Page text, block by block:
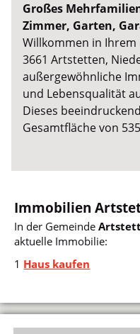
Großes
Zimmer, Garten,
Willkommen in
3661 Artstetten,
außergewöhnliche
und Lebensqualität
Dieses
Gesamtfläche von 535
Immobilien
In der Gemeinde
aktuelle Immobilie:
1 Haus kaufen